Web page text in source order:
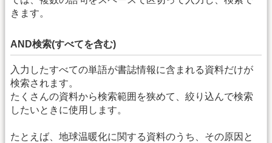
きます。
AND検索(すべてを含む)
入力したすべての単語が書誌情報に含まれる資料だけが
検索されます。
たくさんの資料から検索範囲を狭めて、絞り込んで検索
したいときに使用します。
たとえば、地球温暖化に関する資料のうち、その原因と